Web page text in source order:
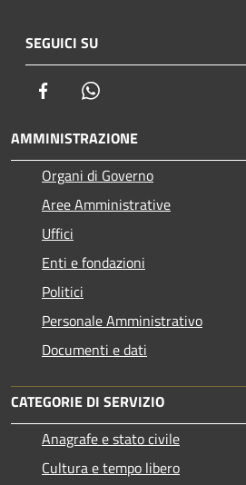
SEGUICI SU
Facebook
AMMINISTRAZIONE
Organi di Governo
Aree Amministrative
Uffici
Enti e fondazioni
Politici
Personale Amministrativo
Documenti e dati
CATEGORIE DI SERVIZIO
Anagrafe e stato civile
Cultura e tempo libero